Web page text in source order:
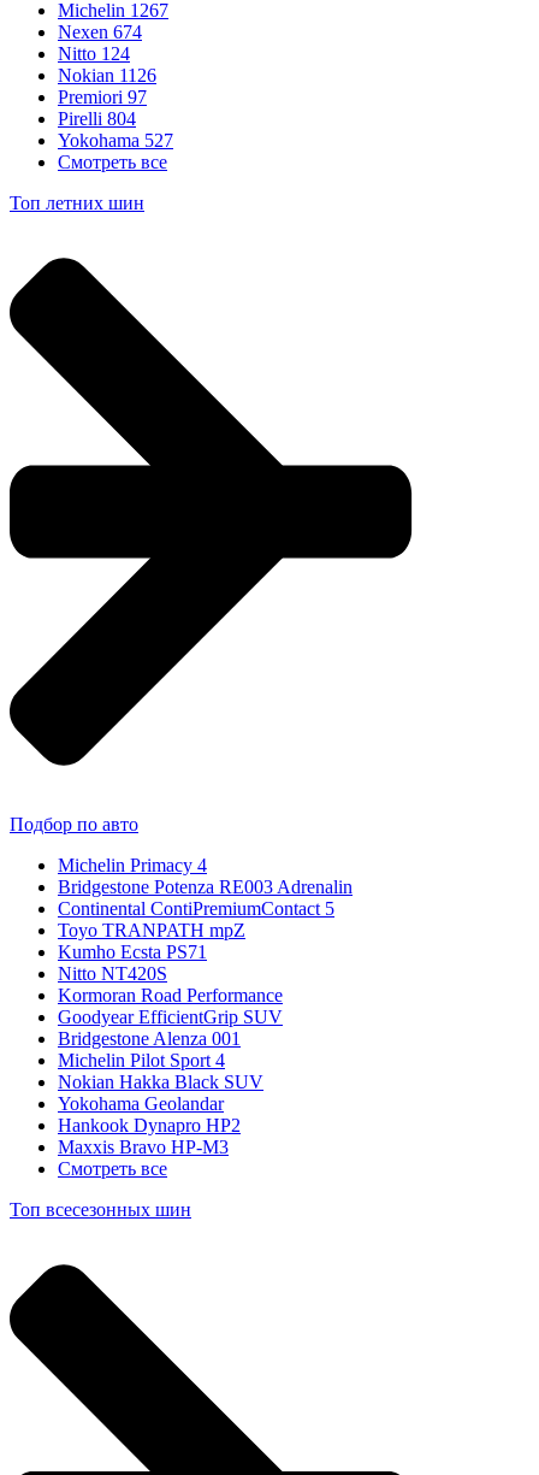
Michelin 1267
Nexen 674
Nitto 124
Nokian 1126
Premiori 97
Pirelli 804
Yokohama 527
Смотреть все
Топ летних шин
Подбор по авто
Michelin Primacy 4
Bridgestone Potenza RE003 Adrenalin
Continental ContiPremiumContact 5
Toyo TRANPATH mpZ
Kumho Ecsta PS71
Nitto NT420S
Kormoran Road Performance
Goodyear EfficientGrip SUV
Bridgestone Alenza 001
Michelin Pilot Sport 4
Nokian Hakka Black SUV
Yokohama Geolandar
Hankook Dynapro HP2
Maxxis Bravo HP-M3
Смотреть все
Топ всесезонных шин